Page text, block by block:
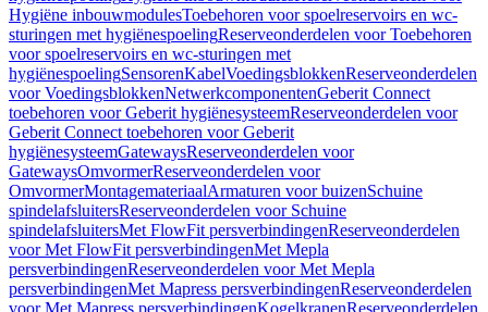
Hygiëne inbouwmodulesToebehoren voor spoelreservoirs en wc-
sturingen met hygiënespoelingReserveonderdelen voor Toebehoren
voor spoelreservoirs en wc-sturingen met
hygiënespoelingSensorenKabelVoedingsblokkenReserveonderdelen
voor VoedingsblokkenNetwerkcomponentenGeberit Connect
toebehoren voor Geberit hygiënesysteemReserveonderdelen voor
Geberit Connect toebehoren voor Geberit
hygiënesysteemGatewaysReserveonderdelen voor
GatewaysOmvormerReserveonderdelen voor
OmvormerMontagemateriaalArmaturen voor buizenSchuine
spindelafsluitersReserveonderdelen voor Schuine
spindelafsluitersMet FlowFit persverbindingenReserveonderdelen
voor Met FlowFit persverbindingenMet Mepla
persverbindingenReserveonderdelen voor Met Mepla
persverbindingenMet Mapress persverbindingenReserveonderdelen
voor Met Mapress persverbindingenKogelkranenReserveonderdelen